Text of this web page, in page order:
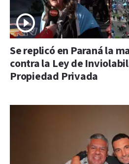
Se replicó en Paraná la
contra la Ley de
Propiedad Privada